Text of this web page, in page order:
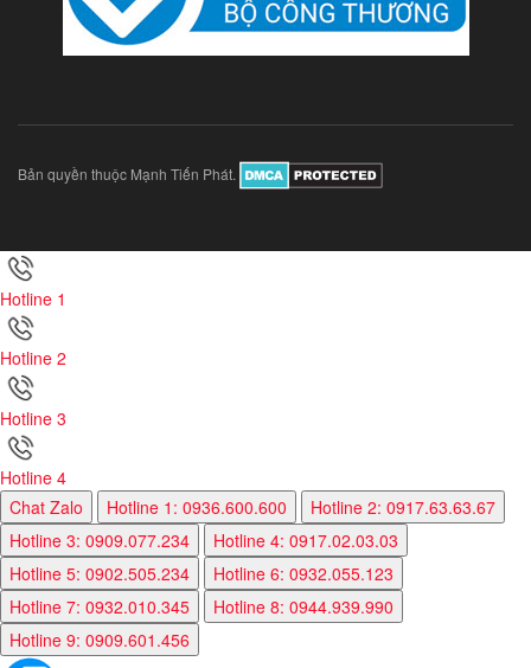
Bản quyền thuộc Mạnh Tiến Phát.
Hotline 1
Hotline 2
Hotline 3
Hotline 4
Chat Zalo
Hotline 1: 0936.600.600
Hotline 2: 0917.63.63.67
Hotline 3: 0909.077.234
Hotline 4: 0917.02.03.03
Hotline 5: 0902.505.234
Hotline 6: 0932.055.123
Hotline 7: 0932.010.345
Hotline 8: 0944.939.990
Hotline 9: 0909.601.456